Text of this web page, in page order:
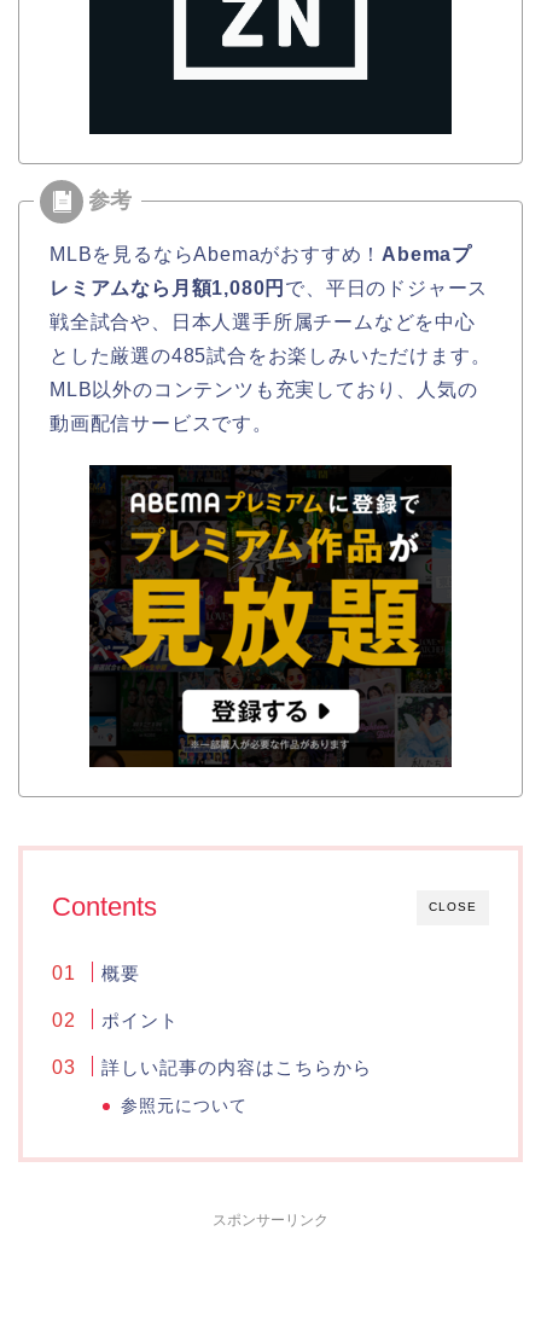
MLBを見るならAbemaがおすすめ！ Abemaプ
レミアムなら月額1,080円 で、平日のドジャース
戦全試合や、日本人選手所属チームなどを中心
とした厳選の485試合をお楽しみいただけます。
MLB以外のコンテンツも充実しており、人気の
動画配信サービスです。
CLOSE
Contents
概要
ポイント
詳しい記事の内容はこちらから
参照元について
スポンサーリンク